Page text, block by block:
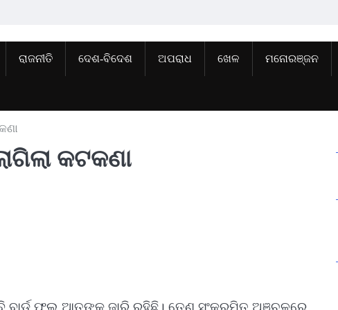
ରାଜନୀତି ଦେଶ-ବିଦେଶ ଅପରାଧ ଖେଳ ମନୋରଞ୍ଜନ
କଟକଣା
ବାର୍ଡ ଫ୍ଲୁ ଆତଙ୍କ ଜାରି ରହିଛି। ତେଣୁ ସଂକ୍ରମିତ ଅଞ୍ଚଳରେ